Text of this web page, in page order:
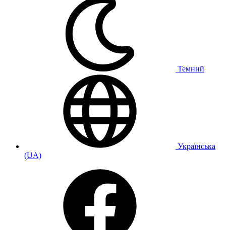
Темний
Українська
(UA)